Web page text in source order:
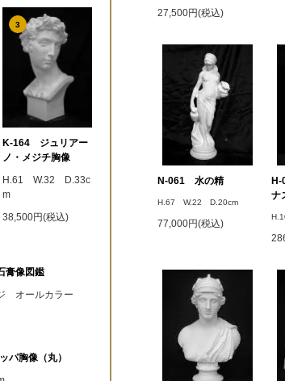
27,500円(税込)
N-061 水の精
H.67 W.22 D.20cm
77,000円(税込)
ナ
3
K-164 ジュリアー
ノ・メジチ胸像
H.61 W.32 D.33c
m
38,500円(税込)
像図鑑
オールカラー
胸像（丸）